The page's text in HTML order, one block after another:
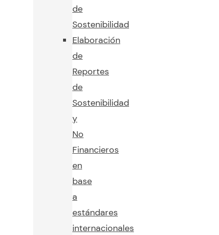
de
Sostenibilidad
Elaboración
de
Reportes
de
Sostenibilidad
y
No
Financieros
en
base
a
estándares
internacionales